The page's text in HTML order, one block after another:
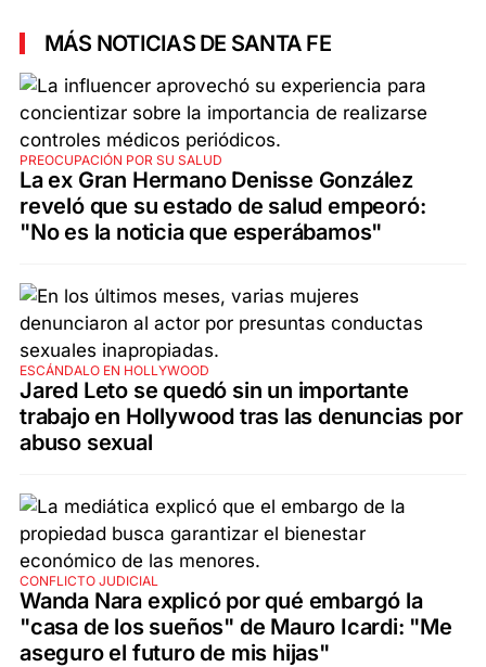
MÁS NOTICIAS DE SANTA FE
PREOCUPACIÓN POR SU SALUD
La ex Gran Hermano Denisse González
reveló que su estado de salud empeoró:
"No es la noticia que esperábamos"
ESCÁNDALO EN HOLLYWOOD
Jared Leto se quedó sin un importante
trabajo en Hollywood tras las denuncias por
abuso sexual
CONFLICTO JUDICIAL
Wanda Nara explicó por qué embargó la
"casa de los sueños" de Mauro Icardi: "Me
aseguro el futuro de mis hijas"